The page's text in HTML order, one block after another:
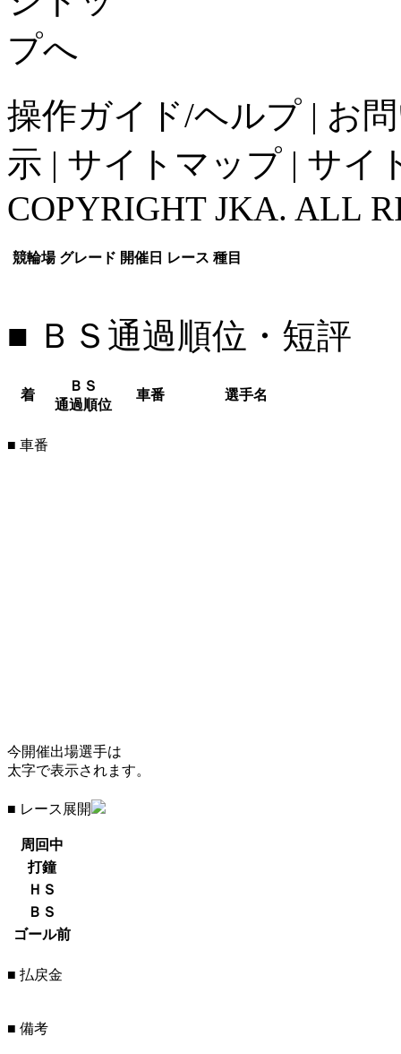
操作ガイド/ヘルプ | お
示 | サイトマップ | サイ
COPYRIGHT JKA. ALL
競輪場 グレード 開催日 レース 種目
■ ＢＳ通過順位・短評
着
ＢＳ
通過順位
車番 選手名
■ 車番
今開催出場選手は
太字で表示されます。
■ レース展開
周回中
打鐘
ＨＳ
ＢＳ
ゴール前
■ 払戻金
■ 備考